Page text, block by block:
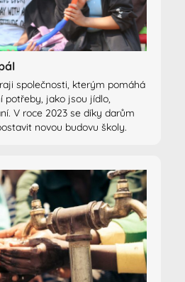
společnosti, kterým pomáhá
potřeby, jako jsou jídlo,
V roce 2023 se díky darům
novou budovu školy.